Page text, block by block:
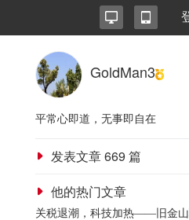
GoldMan3
平常心即道，无事即自在
发表文章669 篇
他的热门文章
关税退潮，科技加热——旧金